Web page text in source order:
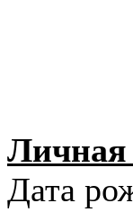
Дата